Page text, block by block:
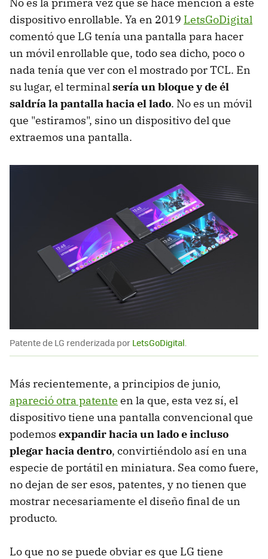
dispositivo enrollable. Ya en 2019 LetsGoDigital
comentó que LG tenía una pantalla para hacer
un móvil enrollable que, todo sea dicho, poco o
nada tenía que ver con el mostrado por TCL. En
su lugar, el terminalsería un bloque y de él
saldría la pantalla hacia el lado. No es un móvil
que "estiramos", sino un dispositivo del que
extraemos una pantalla.
Patente de LG renderizada por LetsGoDigital
Más recientemente, a principios de junio,
apareció otra patente en la que, esta vez sí, el
dispositivo tiene una pantalla convencional que
podemos expandir hacia un lado e incluso
plegar hacia dentro, convirtiéndolo así en una
especie de portátil en miniatura. Sea como fuere,
no dejan de ser esos, patentes, y no tienen que
mostrar necesariamente el diseño final de un
producto.
Lo que no se puede obviar es que LG tiene